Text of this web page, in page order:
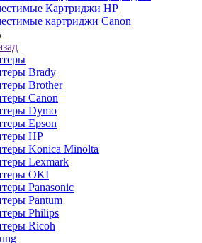
Картриджи HP
картриджи Canon
Brady
Brother
Canon
Dymo
Epson
HP
Konica Minolta
Lexmark
OKI
Panasonic
Pantum
Philips
Ricoh